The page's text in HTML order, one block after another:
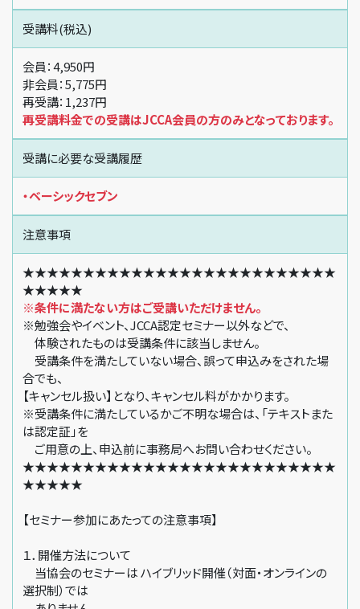
受講料(税込)
会員：4,950円
非会員：5,775円
再受講：1,237円
再受講料金での受講はJCCA会員の方のみとなっております。
受講に必要な受講履歴
・ベーシックセブン
注意事項
★★★★★★★★★★★★★★★★★★★★★★★★★★
★★★★★
※条件に満たない方はご受講いただけません。
※勉強会やイベント、JCCA認定セミナー以外などで、
体験されたものは受講条件に該当しません。
受講条件を満たしていない場合、誤って申込みをされた場
合でも、
【キャンセル扱い】となり、キャンセル料がかかります。
※受講条件に満たしているかご不明な場合は、「テキストまた
は認定証」を
ご用意の上、申込前に事務局へお問い合わせください。
★★★★★★★★★★★★★★★★★★★★★★★★★★
★★★★★
【セミナー参加にあたっての注意事項】
１．開催方法について
当協会のセミナーは ハイブリッド開催（対面・オンラインの
選択制）では